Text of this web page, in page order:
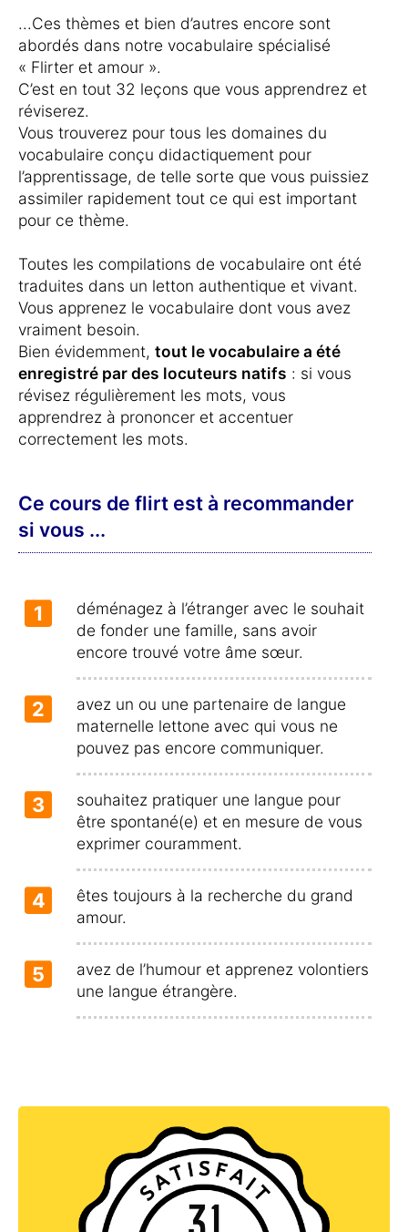
...Ces thèmes et bien d’autres encore sont
abordés dans notre vocabulaire spécialisé
« Flirter et amour ».
C’est en tout 32 leçons que vous apprendrez et
réviserez.
Vous trouverez pour tous les domaines du
vocabulaire conçu didactiquement pour
l’apprentissage, de telle sorte que vous puissiez
assimiler rapidement tout ce qui est important
pour ce thème.
Toutes les compilations de vocabulaire ont été
traduites dans un letton authentique et vivant.
Vous apprenez le vocabulaire dont vous avez
vraiment besoin.
Bien évidemment, tout le vocabulaire a été
enregistré par des locuteurs natifs : si vous
révisez régulièrement les mots, vous
apprendrez à prononcer et accentuer
correctement les mots.
Ce cours de flirt est à recommander
si vous ...
1
déménagez à l’étranger avec le souhait
de fonder une famille, sans avoir
encore trouvé votre âme sœur.
2
avez un ou une partenaire de langue
maternelle lettone avec qui vous ne
pouvez pas encore communiquer.
3
souhaitez pratiquer une langue pour
être spontané(e) et en mesure de vous
exprimer couramment.
4
êtes toujours à la recherche du grand
amour.
5
avez de l’humour et apprenez volontiers
une langue étrangère.